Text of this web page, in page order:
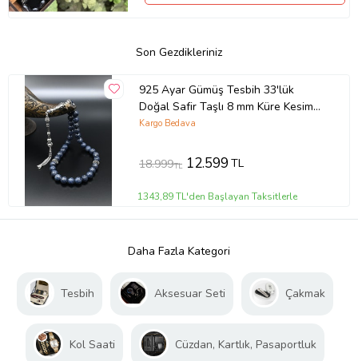
Son Gezdikleriniz
925 Ayar Gümüş Tesbih 33'lük
Doğal Safir Taşlı 8 mm Küre Kesim
901357
Kargo Bedava
18.999TL 12.599TL
1343,89 TL'den Başlayan Taksitlerle
Daha Fazla Kategori
Tesbih Aksesuar Seti Çakmak
Kol Saati Cüzdan, Kartlık, Pasaportluk